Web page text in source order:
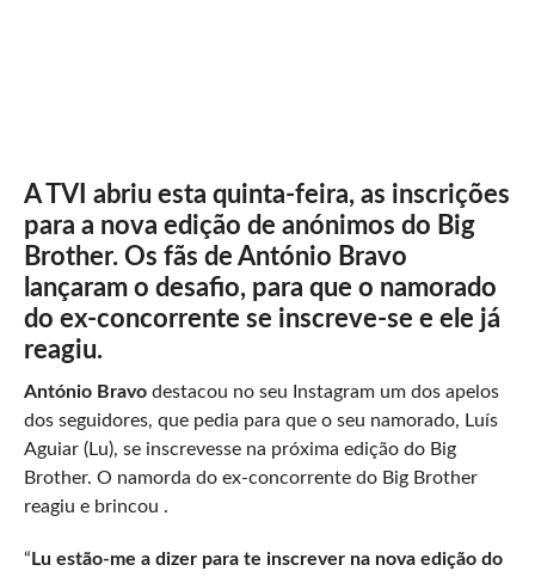
A TVI abriu esta quinta-feira, as inscrições
para a nova edição de anónimos do Big
Brother. Os fãs de António Bravo
lançaram o desafio, para que o namorado
do ex-concorrente se inscreve-se e ele já
reagiu.
António Bravo destacou no seu Instagram um dos apelos
dos seguidores, que pedia para que o seu namorado, Luís
Aguiar (Lu), se inscrevesse na próxima edição do Big
Brother. O namorda do ex-concorrente do Big Brother
reagiu e brincou .
“ Lu estão-me a dizer para te inscrever na nova edição do